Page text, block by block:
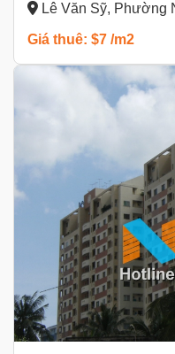
Lê Văn Sỹ, Phường
Giá thuê: $7 /m2